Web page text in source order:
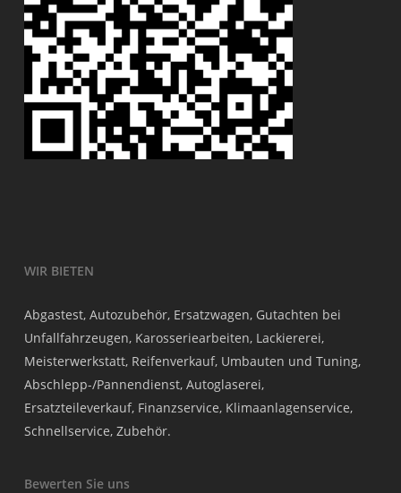
WIR BIETEN
Abgastest, Autozubehör, Ersatzwagen, Gutachten bei
Unfallfahrzeugen, Karosseriearbeiten, Lackiererei,
Meisterwerkstatt, Reifenverkauf, Umbauten und Tuning,
Abschlepp-/Pannendienst, Autoglaserei,
Ersatzteileverkauf, Finanzservice, Klimaanlagenservice,
Schnellservice, Zubehör.
Bewerten Sie uns